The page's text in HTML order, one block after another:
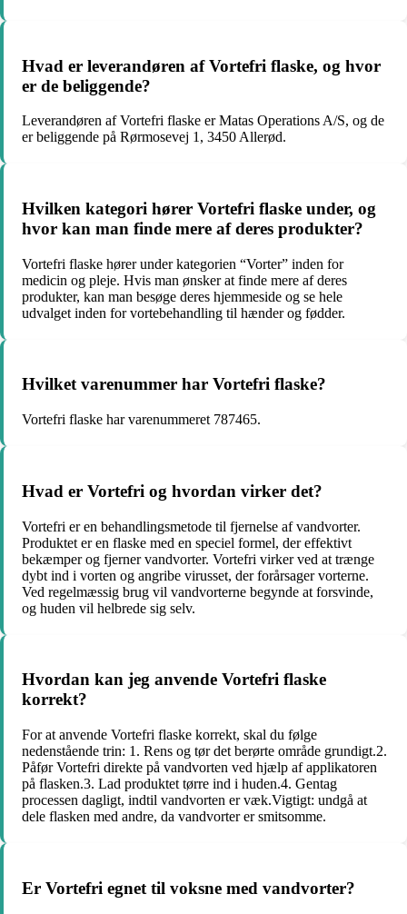
Hvad er leverandøren af Vortefri flaske, og hvor
er de beliggende?
Leverandøren af Vortefri flaske er Matas Operations A/S, og de
er beliggende på Rørmosevej 1, 3450 Allerød.
Hvilken kategori hører Vortefri flaske under, og
hvor kan man finde mere af deres produkter?
Vortefri flaske hører under kategorien “Vorter” inden for
medicin og pleje. Hvis man ønsker at finde mere af deres
produkter, kan man besøge deres hjemmeside og se hele
udvalget inden for vortebehandling til hænder og fødder.
Hvilket varenummer har Vortefri flaske?
Vortefri flaske har varenummeret 787465.
Hvad er Vortefri og hvordan virker det?
Vortefri er en behandlingsmetode til fjernelse af vandvorter.
Produktet er en flaske med en speciel formel, der effektivt
bekæmper og fjerner vandvorter. Vortefri virker ved at trænge
dybt ind i vorten og angribe virusset, der forårsager vorterne.
Ved regelmæssig brug vil vandvorterne begynde at forsvinde,
og huden vil helbrede sig selv.
Hvordan kan jeg anvende Vortefri flaske
korrekt?
For at anvende Vortefri flaske korrekt, skal du følge
nedenstående trin: 1. Rens og tør det berørte område grundigt.2.
Påfør Vortefri direkte på vandvorten ved hjælp af applikatoren
på flasken.3. Lad produktet tørre ind i huden.4. Gentag
processen dagligt, indtil vandvorten er væk.Vigtigt: undgå at
dele flasken med andre, da vandvorter er smitsomme.
Er Vortefri egnet til voksne med vandvorter?